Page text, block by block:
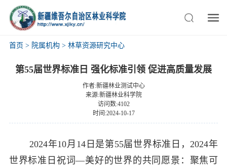
首页 > 院属机构> 林草资源研究中心
第55届世界标准日 强化标准引领 促进高质量发展
作者:新疆林业测试中心
来源:新疆林业科学院
访问数:4102
时间:2024-10-17
2024年10月 14日是第55届世界标准日，2024年
世界标准日祝词—美好的世界的共同愿景：聚焦可